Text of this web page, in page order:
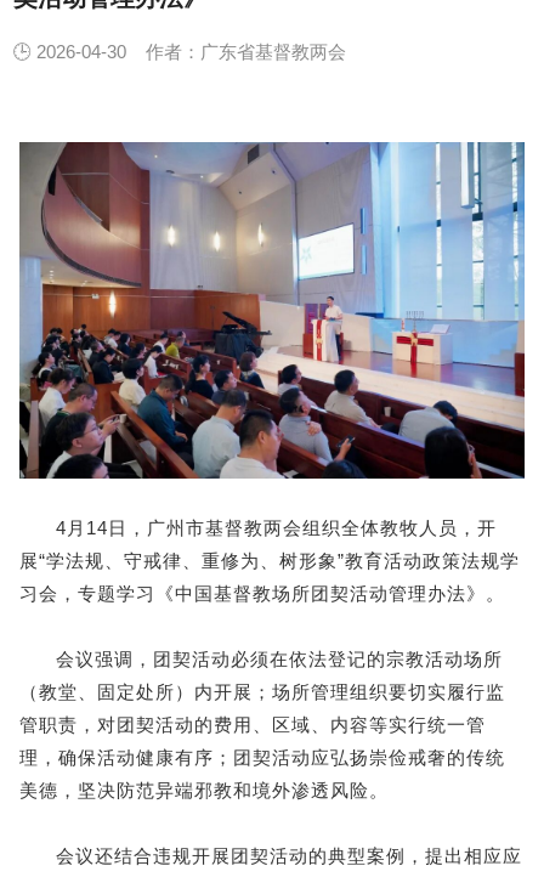
🕒 2026-04-30 作者：广东省基督教两会
4月14日，广州市基督教两会组织全体教牧人员，开
展“学法规、守戒律、重修为、树形象”教育活动政策法规学
习会，专题学习《中国基督教场所团契活动管理办法》。
会议强调，团契活动必须在依法登记的宗教活动场所
（教堂、固定处所）内开展；场所管理组织要切实履行监
管职责，对团契活动的费用、区域、内容等实行统一管
理，确保活动健康有序；团契活动应弘扬崇俭戒奢的传统
美德，坚决防范异端邪教和境外渗透风险。
会议还结合违规开展团契活动的典型案例，提出相应应